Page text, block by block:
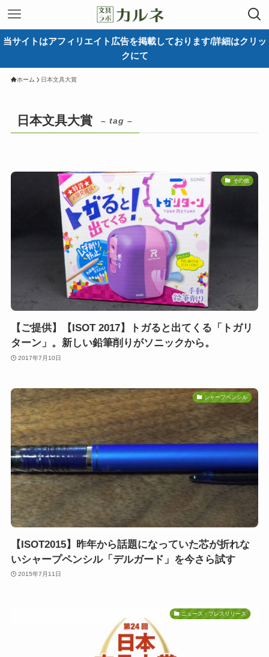
当サイトはアフィリエイト広告を掲載しております/詳細はクリッ
クにて
ホーム 日本文具大賞
日本文具大賞 – tag –
その他
【ご提供】【ISOT 2017】トガると出てくる「トガリ
ターン」。新しい鉛筆削りがソニックから。
2017年7月10日
シャープペンシル
【ISOT2015】昨年から話題になっていた芯が折れな
いシャープペンシル「デルガード」を今さら試す
2015年7月11日
ニュース・プレスリリース